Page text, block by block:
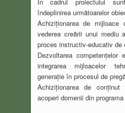
îndeplinirea următoarelor
Achiziționarea de mijloace
vederea creării unui mediu
proces instructiv-educativ de
Dezvoltarea
integrarea mijloacelor
generație în procesul de
Achiziționarea de
acoperi domenii din